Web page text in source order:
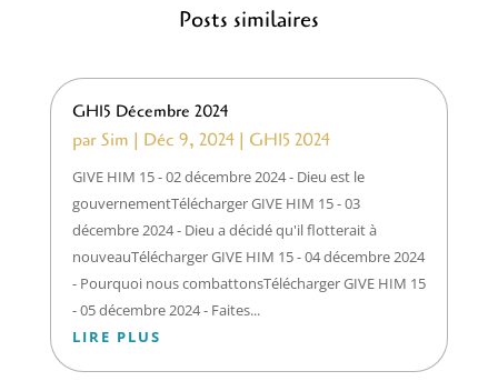
Posts similaires
GH15 Décembre 2024
parSim | Déc 9, 2024| GH15 2024
GIVE HIM 15 - 02 décembre 2024 - Dieu est le
gouvernementTélécharger GIVE HIM 15 - 03
décembre 2024 - Dieu a décidé qu'il flotterait à
nouveauTélécharger GIVE HIM 15 - 04 décembre 2024
- Pourquoi nous combattonsTélécharger GIVE HIM 15
- 05 décembre 2024 - Faites...
LIRE PLUS